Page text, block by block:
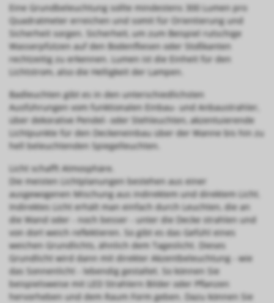
Eine Grundbeleuchtung sollte mindestens 300 Lumen pro
Quadratmeter erreichen und somit für Orientierung und
Sicherheit sorgen. Sicherheit, um zum Beispiel rutschige
Wasserpfützen auf den Bodenfliesen oder Stoßkanten
rechtzeitig zu erkennen. Lumen ist die Einheit für den
Lichtstrom, also die Helligkeit der Lampen.
Badleuchten gibt es in den unterschiedlichsten
Ausführungen vom funktionalen Einbau- und Anbaustrahler,
über dekorative Pendel- oder Stehleuchten, akzentuierende
Lichtpunkte für den Deckeneinbau über der Wanne bis hin zu
hell beleuchtenden Spiegelleuchten.
Licht schafft Atmosphäre.
Die meisten Lichtplanungen bestehen aus einer
ausgewogenen Mischung aus indirektem und direktem Licht.
Indirektes Licht erhält man einfach durch Leuchten, die an
die Wand oder - noch besser - unter die Decke strahlen und
von dort weich reflektieren. So gibt es das Gefühl eines
weichen Grundlichts, ähnlich dem Tageslicht. Dieses
Grundlicht wird dann mit direkter Akzentbeleuchtung - wie
das Sonnenlicht - lebendig gestaltet. So können Sie
beispielsweise mit LED Strahlern Bilder oder Pflanzen
hervorheben und dem Raum Form geben. Dazu können Sie